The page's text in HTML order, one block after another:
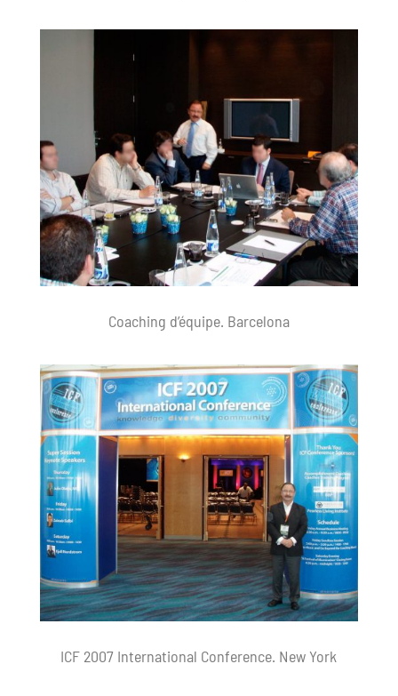
Coaching d’équipe. Barcelona
ICF 2007 International Conference. New York